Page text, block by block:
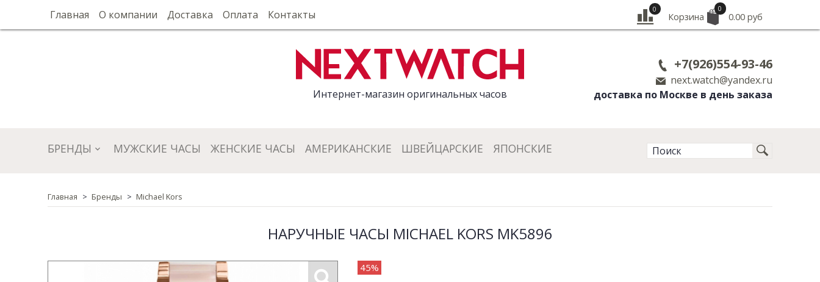
Главная О компании Доставка Оплата Контакты 0
Корзина
0
0.00 руб
Интернет-магазин оригинальных часов
+7(926)554-93-46
next.watch@yandex.ru
доставка по Москве в день заказа
БРЕНДЫ МУЖСКИЕ ЧАСЫ ЖЕНСКИЕ ЧАСЫ АМЕРИКАНСКИЕ ШВЕЙЦАРСКИЕ ЯПОНСКИЕ
Главная Бренды Michael Kors
НАРУЧНЫЕ ЧАСЫ MICHAEL KORS MK5896
45%